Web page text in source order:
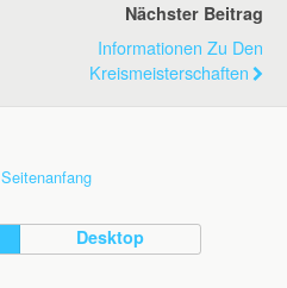
Nächster Beitrag
Informationen Zu Den
Kreismeisterschaften
Desktop